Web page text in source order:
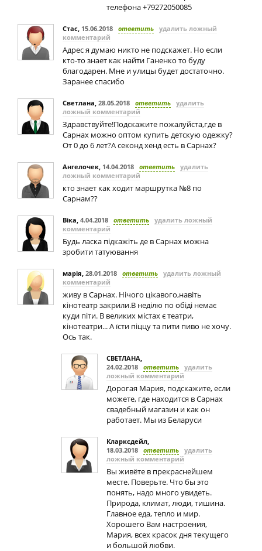
телефона +79272050085
Стас, 15.06.2018 ответить удалить ложный
комментарий
Адрес я думаю никто не подскажет. Но если
кто-то знает как найти Ганенко то буду
благодарен. Мне и улицы будет достаточно.
Заранее спасибо
Светлана, 28.05.2018 ответить удалить
ложный комментарий
Здравствуйте!Подскажите пожалуйста,где в
Сарнах можно оптом купить детскую одежку?
От 0 до 6 лет?А секонд хенд есть в Сарнах?
Ангелочек, 14.04.2018 ответить удалить
ложный комментарий
кто знает как ходит маршрутка №8 по
Сарнам??
Віка, 4.04.2018 ответить удалить ложный
комментарий
Будь ласка підкажіть де в Сарнах можна
зробити татуювання
марія, 28.01.2018 ответить удалить ложный
комментарий
живу в Сарнах. Нічого цікавого,навіть
кінотеатр закрили.В неділю по обіді немає
куди піти. В великих містах є театри,
кінотеатри... А їсти піццу та пити пиво не хочу.
Ось так.
СВЕТЛАНА,
24.02.2018 ответить удалить
ложный комментарий
Дорогая Мария, подскажите, если
можете, где находится в Сарнах
свадебный магазин и как он
работает. Мы из Беларуси
Кларксдейл,
18.03.2018 ответить удалить
ложный комментарий
Вы живёте в прекраснейшем
месте. Поверьте. Что бы это
понять, надо много увидеть.
Природа, климат, люди, тишина.
Главное еда, тепло и мир.
Хорошего Вам настроения,
Мария, всех красок дня текущего
и большой любви.